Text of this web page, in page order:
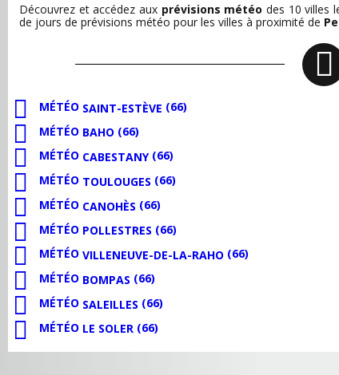
Découvrez et accédez aux prévisions météo des 10 villes
de jours de prévisions météo pour les villes à proximité de
MÉTÉO SAINT-ESTÈVE (66)
MÉTÉO BAHO (66)
MÉTÉO CABESTANY (66)
MÉTÉO TOULOUGES (66)
MÉTÉO CANOHÈS (66)
MÉTÉO POLLESTRES (66)
MÉTÉO VILLENEUVE-DE-LA-RAHO (66)
MÉTÉO BOMPAS (66)
MÉTÉO SALEILLES (66)
MÉTÉO LE SOLER (66)